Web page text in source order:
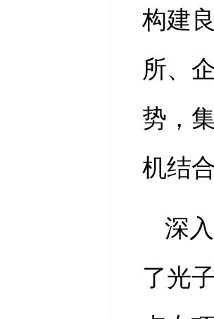
构建
所、
势，
机结
深
了光